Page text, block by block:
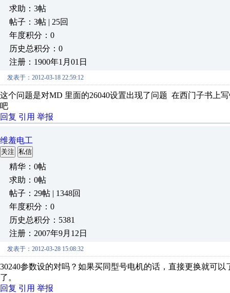
求助：3帖
帖子：3帖 | 25回
年度积分：0
历史总积分：0
注册：1900年1月01日
发表于：2012-03-18 22:59:12
这个问题是对MD 里面的26040设置出现了问题 在西门子书上
吧
回复 引用 举报
维羞电工
关注 私信
精华：0帖
求助：0帖
帖子：29帖 | 1348回
年度积分：0
历史总积分：5381
注册：2007年9月12日
发表于：2012-03-28 15:08:32
30240参数设的对吗？如果买同型号电机的话，直接更换就可
了。
回复 引用 举报